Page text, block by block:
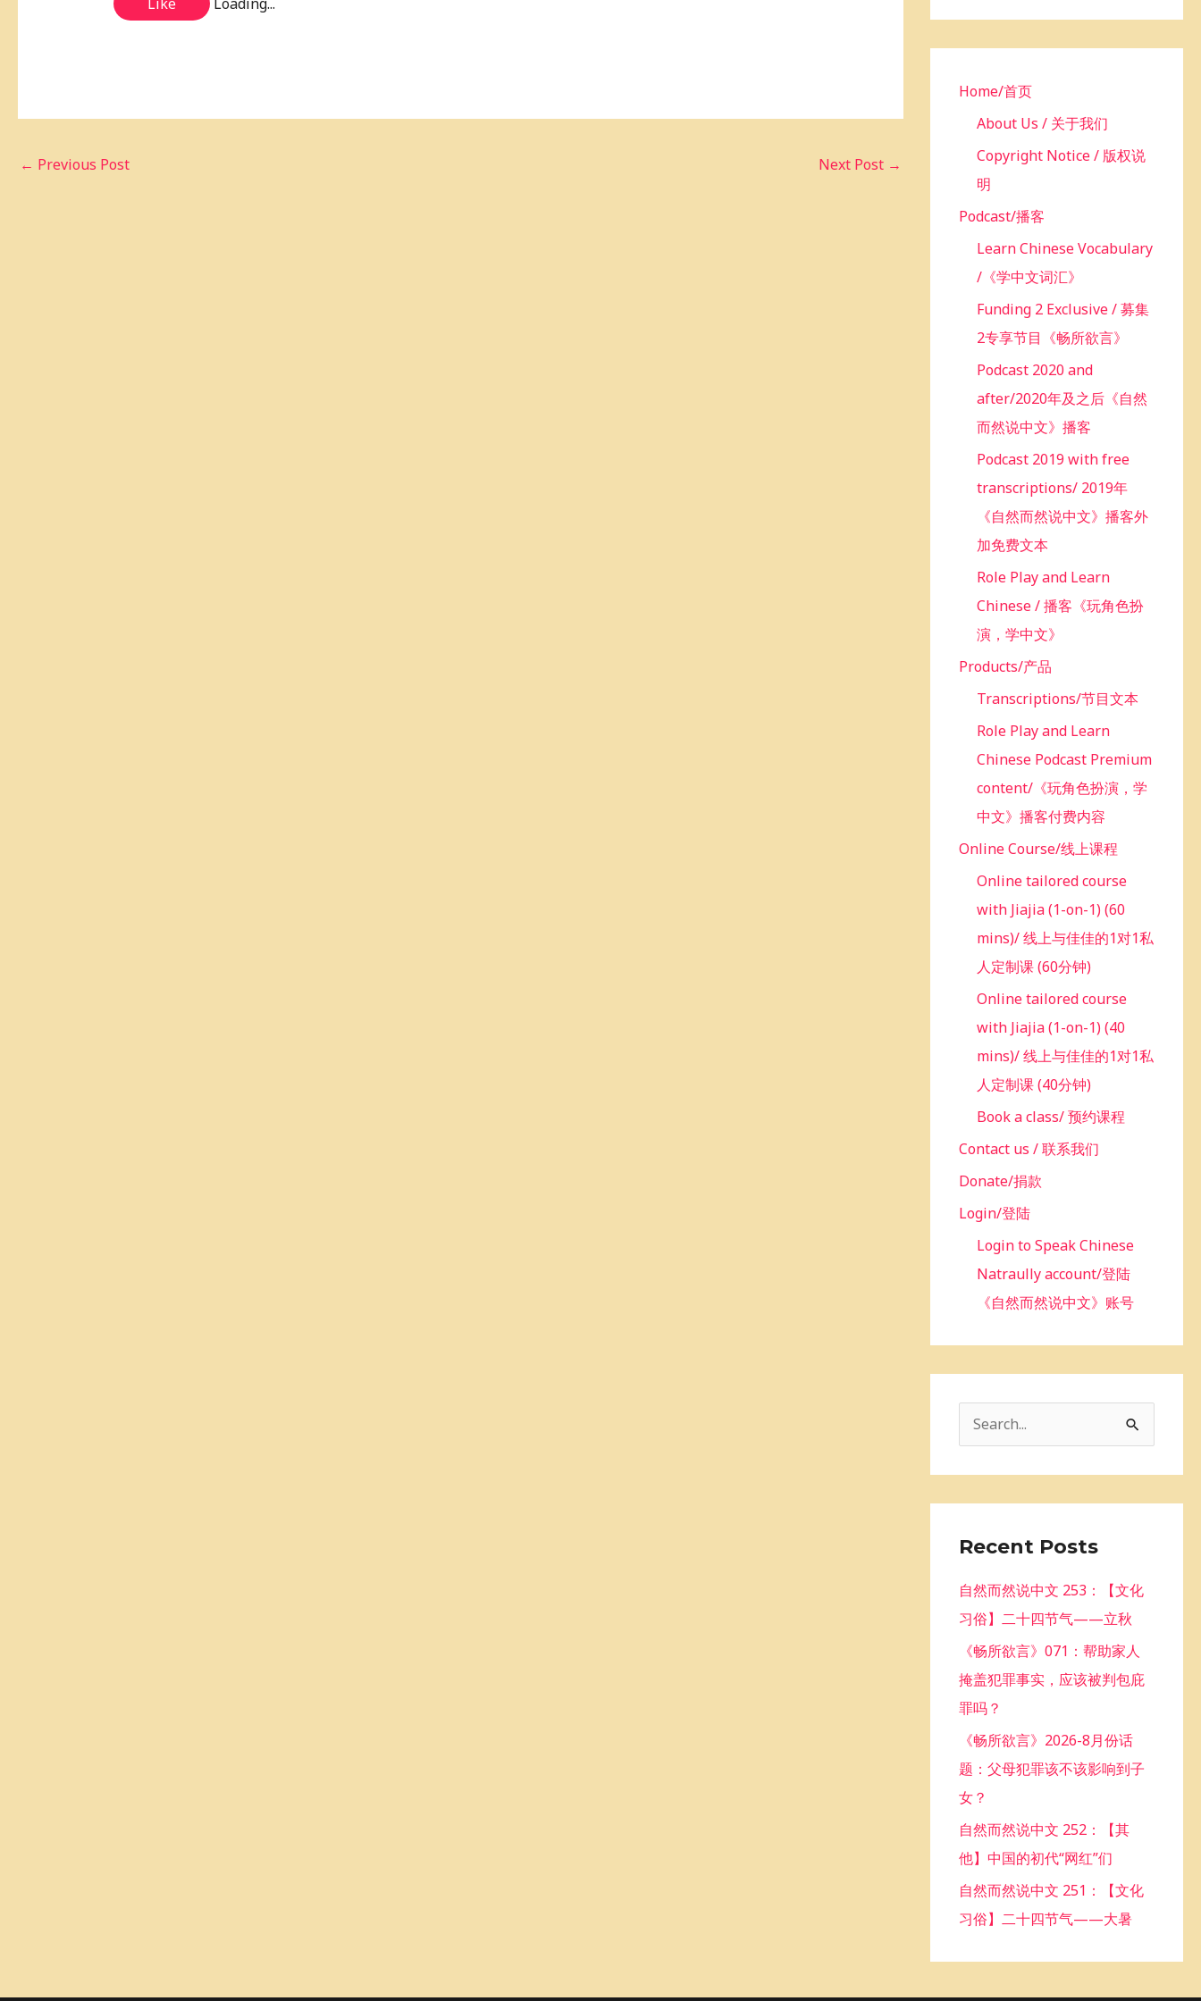
← Previous Post Next Post →
r
Home/首页
About Us / 关于我们
Copyright Notice / 版权说
明
Podcast/播客
Learn Chinese Vocabulary
/《学中文词汇》
Funding 2 Exclusive / 募集
2专享节目《畅所欲言》
Podcast 2020 and
after/2020年及之后《自然
而然说中文》播客
Podcast 2019 with free
transcriptions/ 2019年
《自然而然说中文》播客外
加免费文本
Role Play and Learn
Chinese / 播客《玩角色扮
演，学中文》
Products/产品
Transcriptions/节目文本
Role Play and Learn
Chinese Podcast Premium
content/《玩角色扮演，学
中文》播客付费内容
Online Course/线上课程
Online tailored course
with Jiajia (1-on-1) (60
mins)/ 线上与佳佳的1对1私
人定制课 (60分钟)
Online tailored course
with Jiajia (1-on-1) (40
mins)/ 线上与佳佳的1对1私
人定制课 (40分钟)
Book a class/ 预约课程
Contact us / 联系我们
Donate/捐款
Login/登陆
Login to Speak Chinese
Natraully account/登陆
《自然而然说中文》账号
c
f
o
:
Recent Posts
自然而然说中文 253：【文化
习俗】二十四节气——立秋
《畅所欲言》071：帮助家人
掩盖犯罪事实，应该被判包庇
罪吗？
《畅所欲言》2026-8月份话
题：父母犯罪该不该影响到子
女？
自然而然说中文 252：【其
他】中国的初代“网红”们
自然而然说中文 251：【文化
习俗】二十四节气——大暑